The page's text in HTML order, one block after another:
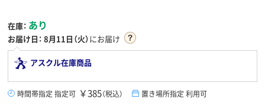
在庫： あり
お届け日： 8月11日（火）にお届け
アスクル在庫商品
時間帯指定 指定可 ￥385（税込） 置き場所指定 利用可